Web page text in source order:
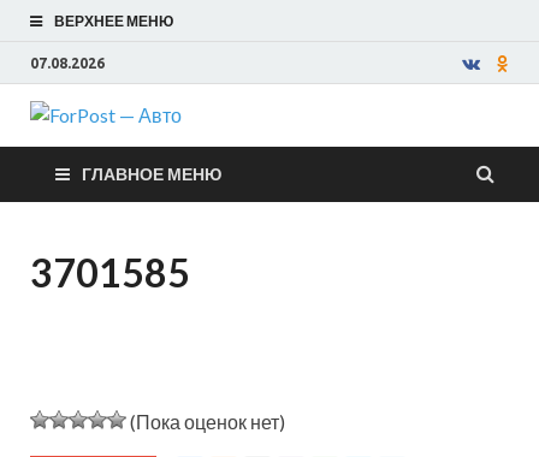
ВЕРХНЕЕ МЕНЮ
07.08.2026
ForPost —
Авто
ГЛАВНОЕ МЕНЮ
3701585
(Пока оценок нет)